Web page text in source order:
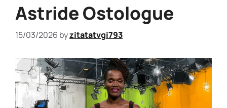
Astride Ostologue
15/03/2026 byzitatatvgi793